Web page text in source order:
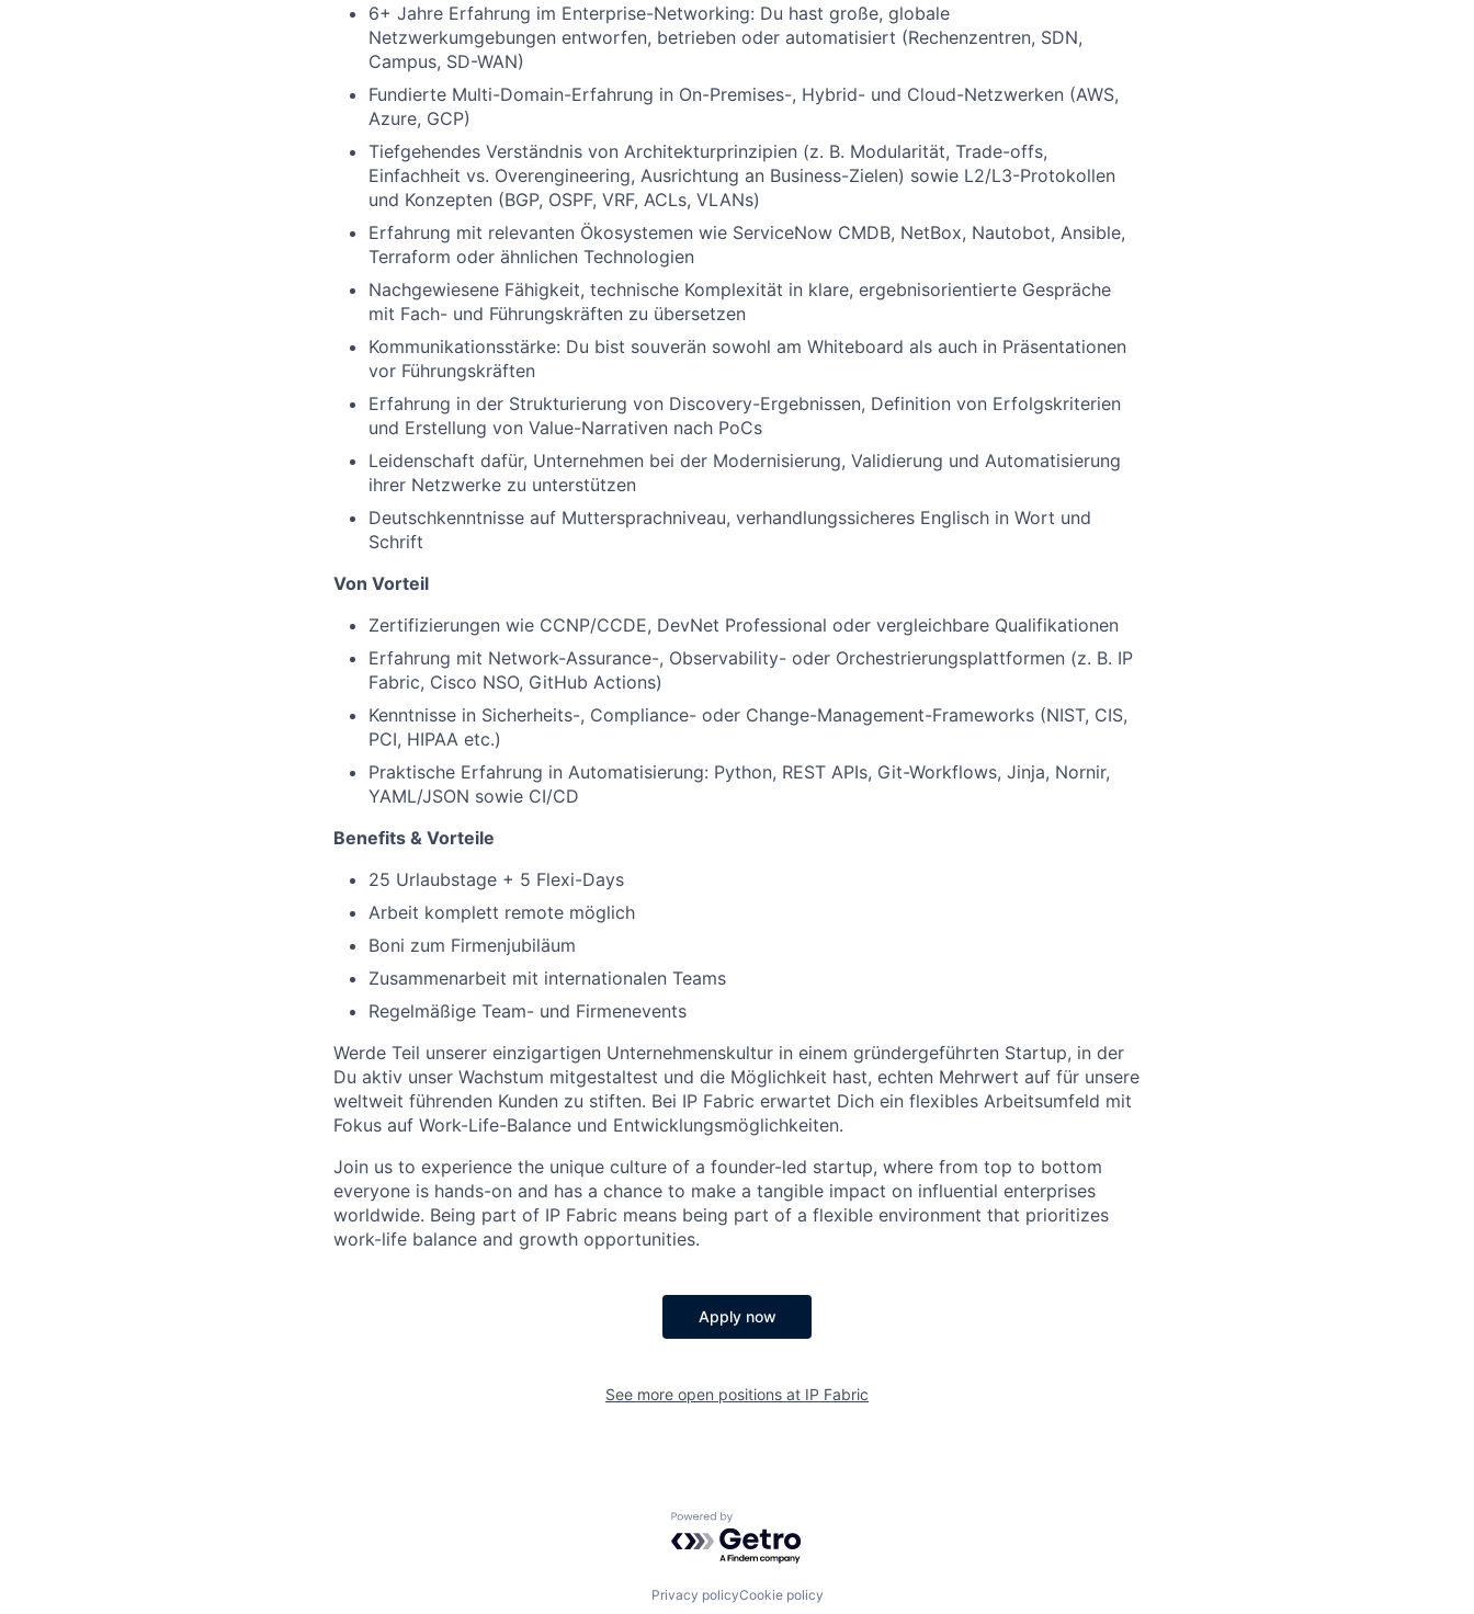
6+ Jahre Erfahrung im Enterprise-Networking: Du hast große, globale
Netzwerkumgebungen entworfen, betrieben oder automatisiert (Rechenzentren, SDN,
Campus, SD-WAN)
Fundierte Multi-Domain-Erfahrung in On-Premises-, Hybrid- und Cloud-Netzwerken (AWS,
Azure, GCP)
Tiefgehendes Verständnis von Architekturprinzipien (z. B. Modularität, Trade-offs,
Einfachheit vs. Overengineering, Ausrichtung an Business-Zielen) sowie L2/L3-Protokollen
und Konzepten (BGP, OSPF, VRF, ACLs, VLANs)
Erfahrung mit relevanten Ökosystemen wie ServiceNow CMDB, NetBox, Nautobot, Ansible,
Terraform oder ähnlichen Technologien
Nachgewiesene Fähigkeit, technische Komplexität in klare, ergebnisorientierte Gespräche
mit Fach- und Führungskräften zu übersetzen
Kommunikationsstärke: Du bist souverän sowohl am Whiteboard als auch in Präsentationen
vor Führungskräften
Erfahrung in der Strukturierung von Discovery-Ergebnissen, Definition von Erfolgskriterien
und Erstellung von Value-Narrativen nach PoCs
Leidenschaft dafür, Unternehmen bei der Modernisierung, Validierung und Automatisierung
ihrer Netzwerke zu unterstützen
Deutschkenntnisse auf Muttersprachniveau, verhandlungssicheres Englisch in Wort und
Schrift
Von Vorteil
Zertifizierungen wie CCNP/CCDE, DevNet Professional oder vergleichbare Qualifikationen
Erfahrung mit Network-Assurance-, Observability- oder Orchestrierungsplattformen (z. B. IP
Fabric, Cisco NSO, GitHub Actions)
Kenntnisse in Sicherheits-, Compliance- oder Change-Management-Frameworks (NIST, CIS,
PCI, HIPAA etc.)
Praktische Erfahrung in Automatisierung: Python, REST APIs, Git-Workflows, Jinja, Nornir,
YAML/JSON sowie CI/CD
Benefits & Vorteile
25 Urlaubstage + 5 Flexi-Days
Arbeit komplett remote möglich
Boni zum Firmenjubiläum
Zusammenarbeit mit internationalen Teams
Regelmäßige Team- und Firmenevents
Werde Teil unserer einzigartigen Unternehmenskultur in einem gründergeführten Startup, in der
Du aktiv unser Wachstum mitgestaltest und die Möglichkeit hast, echten Mehrwert auf für unsere
weltweit führenden Kunden zu stiften. Bei IP Fabric erwartet Dich ein flexibles Arbeitsumfeld mit
Fokus auf Work-Life-Balance und Entwicklungsmöglichkeiten.
Join us to experience the unique culture of a founder-led startup, where from top to bottom
everyone is hands-on and has a chance to make a tangible impact on influential enterprises
worldwide. Being part of IP Fabric means being part of a flexible environment that prioritizes
work-life balance and growth opportunities.
Apply now
See more open positions at IP Fabric
Powered by Getro.com
Privacy policyCookie policy